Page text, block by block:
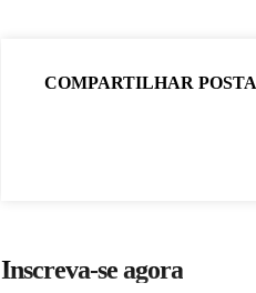
COMPARTILHAR
Inscreva-se agora